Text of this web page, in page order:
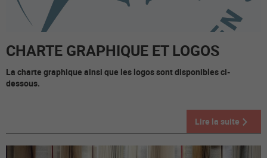
CHARTE GRAPHIQUE ET LOGOS
La charte graphique ainsi que les logos sont disponibles ci-
dessous.
Lire la suite